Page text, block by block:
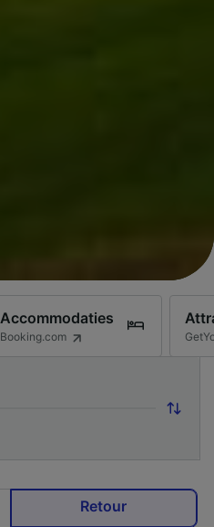
Accommodaties
Booking.com
Retour